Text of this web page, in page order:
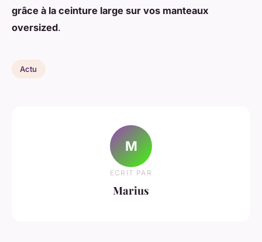
grâce à la ceinture large sur vos manteaux
oversized.
Actu
M
ECRIT PAR
Marius